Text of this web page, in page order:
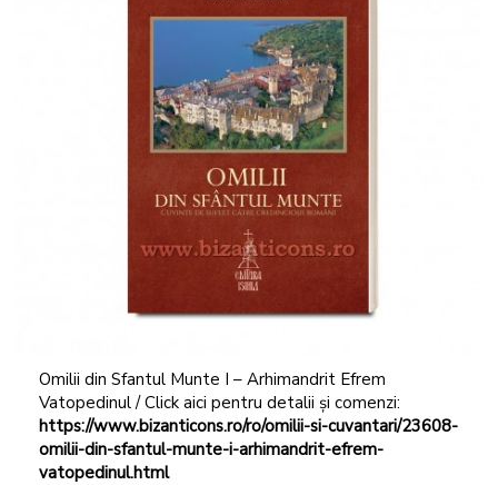
Omilii din Sfantul Munte I – Arhimandrit Efrem
Vatopedinul / Click aici pentru detalii și comenzi:
https://www.bizanticons.ro/ro/omilii-si-cuvantari/23608-
omilii-din-sfantul-munte-i-arhimandrit-efrem-
vatopedinul.html